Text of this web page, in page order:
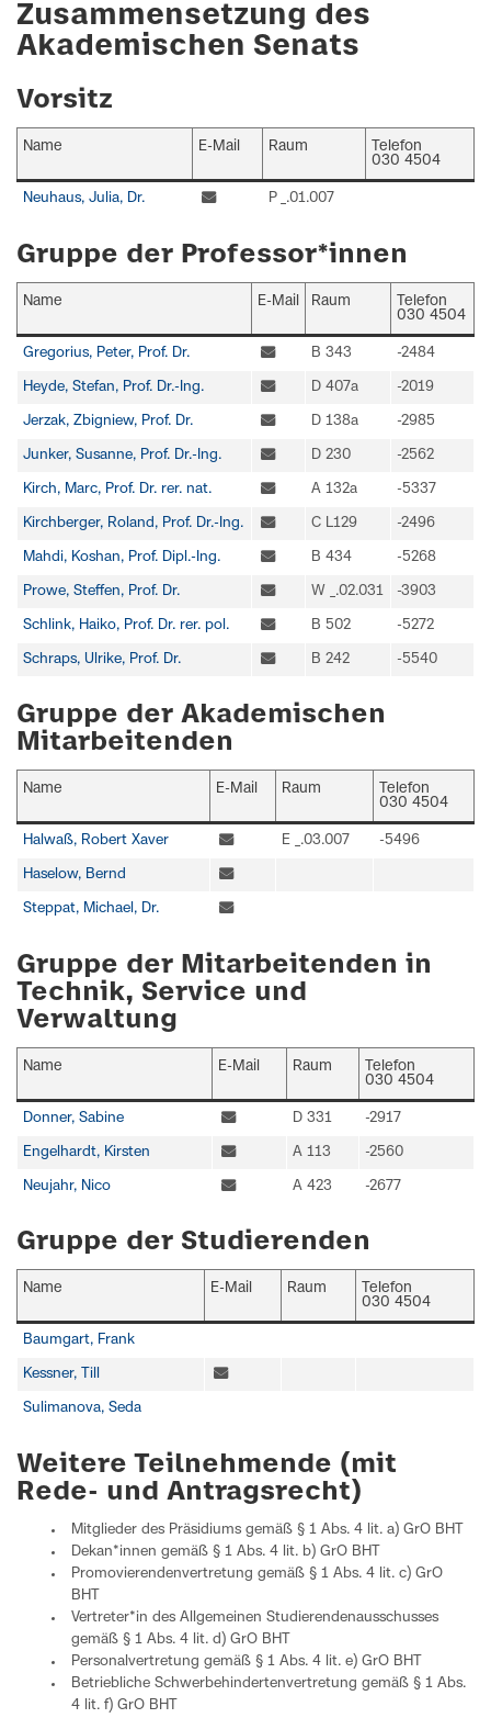
Zusammensetzung des
Akademischen Senats
Vorsitz
Name E-Mail Raum
Telefon
030 4504
Neuhaus, Julia, Dr. P _.01.007
Gruppe der Professor*innen
Name E-Mail Raum
Telefon
030 4504
Gregorius, Peter, Prof. Dr. B 343 -2484
Heyde, Stefan, Prof. Dr.-Ing. D 407a -2019
Jerzak, Zbigniew, Prof. Dr. D 138a -2985
Junker, Susanne, Prof. Dr.-Ing. D 230 -2562
Kirch, Marc, Prof. Dr. rer. nat. A 132a -5337
Kirchberger, Roland, Prof. Dr.-Ing. C L129 -2496
Mahdi, Koshan, Prof. Dipl.-Ing. B 434 -5268
Prowe, Steffen, Prof. Dr. W _.02.031 -3903
Schlink, Haiko, Prof. Dr. rer. pol. B 502 -5272
Schraps, Ulrike, Prof. Dr. B 242 -5540
Gruppe der Akademischen
Mitarbeitenden
Name E-Mail Raum
Telefon
030 4504
Halwaß, Robert Xaver E _.03.007 -5496
Haselow, Bernd
Steppat, Michael, Dr.
Gruppe der Mitarbeitenden in
Technik, Service und
Verwaltung
Name E-Mail Raum
Telefon
030 4504
Donner, Sabine D 331 -2917
Engelhardt, Kirsten A 113 -2560
Neujahr, Nico A 423 -2677
Gruppe der Studierenden
Name E-Mail Raum
Telefon
030 4504
Baumgart, Frank
Kessner, Till
Sulimanova, Seda
Weitere Teilnehmende (mit
Rede- und Antragsrecht)
Mitglieder des Präsidiums gemäß § 1 Abs. 4 lit. a) GrO BHT
Dekan*innen gemäß § 1 Abs. 4 lit. b) GrO BHT
Promovierendenvertretung gemäß § 1 Abs. 4 lit. c) GrO
BHT
Vertreter*in des Allgemeinen Studierendenausschusses
gemäß § 1 Abs. 4 lit. d) GrO BHT
Personalvertretung gemäß § 1 Abs. 4 lit. e) GrO BHT
Betriebliche Schwerbehindertenvertretung gemäß § 1 Abs.
4 lit. f) GrO BHT